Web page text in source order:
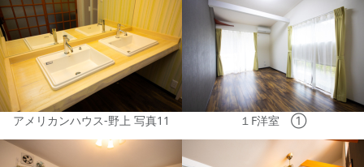
アメリカンハウス-野上 写真11 １F洋室 ①